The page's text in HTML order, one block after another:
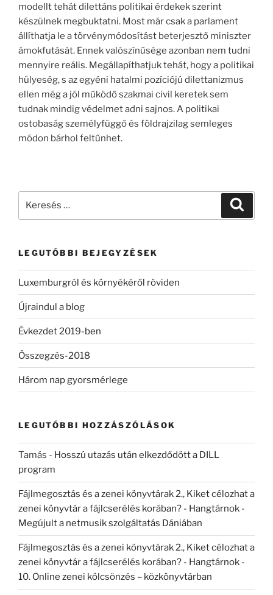
modellt tehát dilettáns politikai érdekek szerint
készülnek megbuktatni. Most már csak a parlament
állíthatja le a törvénymódosítást beterjesztő miniszter
ámokfutását. Ennek valószínűsége azonban nem tudni
mennyire reális. Megállapíthatjuk tehát, hogy a politikai
hülyeség, s az egyéni hatalmi pozíciójú dilettanizmus
ellen még a jól működő szakmai civil keretek sem
tudnak mindig védelmet adni sajnos. A politikai
ostobaság személyfüggő és földrajzilag semleges
módon bárhol feltűnhet.
LEGUTÓBBI BEJEGYZÉSEK
Luxemburgról és környékéről röviden
Újraindul a blog
Évkezdet 2019-ben
Összegzés-2018
Három nap gyorsmérlege
LEGUTÓBBI HOZZÁSZÓLÁSOK
Tamás - Hosszú utazás után elkezdődött a DILL
program
Fájlmegosztás és a zenei könyvtárak 2., Kiket célozhat a
zenei könyvtár a fájlcserélés korában? - Hangtárnok -
Megújult a netmusik szolgáltatás Dániában
Fájlmegosztás és a zenei könyvtárak 2., Kiket célozhat a
zenei könyvtár a fájlcserélés korában? - Hangtárnok -
10. Online zenei kölcsönzés – közkönyvtárban